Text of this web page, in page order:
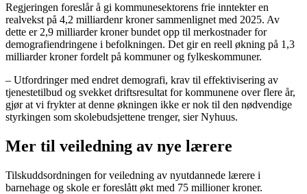
Regjeringen foreslår å gi kommunesektorens frie inntekter en
realvekst på 4,2 milliardenr kroner sammenlignet med 2025. Av
dette er 2,9 milliarder kroner bundet opp til merkostnader for
demografiendringene i befolkningen. Det gir en reell økning på 1,3
milliarder kroner fordelt på kommuner og fylkeskommuner.
– Utfordringer med endret demografi, krav til effektivisering av
tjenestetilbud og svekket driftsresultat for kommunene over flere år,
gjør at vi frykter at denne økningen ikke er nok til den nødvendige
styrkingen som skolebudsjettene trenger, sier Nyhuus.
Mer til veiledning av nye lærere
Tilskuddsordningen for veiledning av nyutdannede lærere i
barnehage og skole er foreslått økt med 75 millioner kroner.